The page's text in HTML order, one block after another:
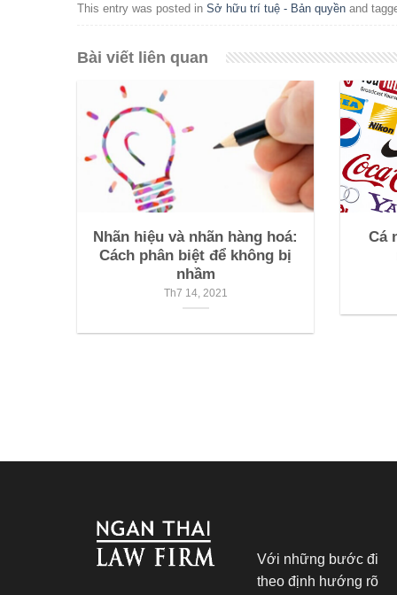
This entry was posted in Sở hữu trí tuệ - Bản quyền and
Bài viết liên quan
Nhãn hiệu và nhãn hàng hoá:
Cách phân biệt để không bị
nhầm
Th7 14, 2021
Cá
Với những bước đi
theo định hướng rõ